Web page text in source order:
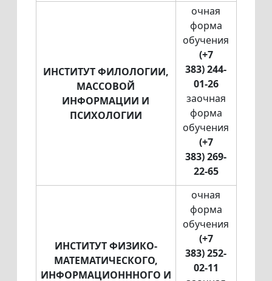
ИНСТИТУТ ФИЛОЛОГИИ,
МАССОВОЙ
ИНФОРМАЦИИ И
ПСИХОЛОГИИ
очная
форма
обучения
(+7
383) 244-
01-26
заочная
форма
обучения
(+7
383) 269-
22-65
ИНСТИТУТ ФИЗИКО-
МАТЕМАТИЧЕСКОГО,
ИНФОРМАЦИОНННОГО И
очная
форма
обучения
(+7
383) 252-
02-11